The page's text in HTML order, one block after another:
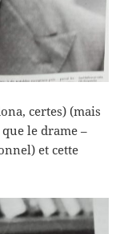
certes) (mais
le drame –
et cette